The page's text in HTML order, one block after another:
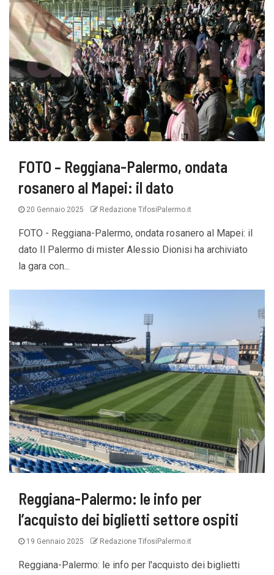
FOTO – Reggiana-Palermo, ondata
rosanero al Mapei: il dato
20 Gennaio 2025 Redazione TifosiPalermo.it
FOTO - Reggiana-Palermo, ondata rosanero al Mapei: il
dato Il Palermo di mister Alessio Dionisi ha archiviato
la gara con...
Reggiana-Palermo: le info per
l’acquisto dei biglietti settore ospiti
19 Gennaio 2025 Redazione TifosiPalermo.it
Reggiana-Palermo: le info per l'acquisto dei biglietti